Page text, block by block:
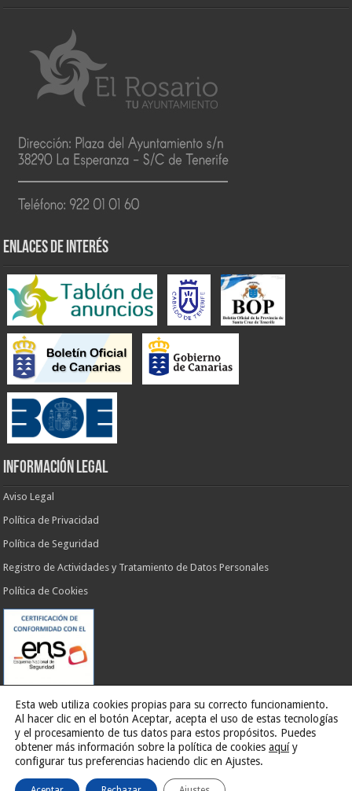
ENLACES DE INTERÉS
INFORMACIÓN LEGAL
Aviso Legal
Política de Privacidad
Política de Seguridad
Registro de Actividades y Tratamiento de Datos Personales
Política de Cookies
Web desarrollada porG13 Estudio Creativo
Esta web utiliza cookies propias para su correcto funcionamiento.
Al hacer clic en el botón Aceptar, acepta el uso de estas tecnologías
y el procesamiento de tus datos para estos propósitos. Puedes
obtener más información sobre la política de cookies aquíy
configurar tus preferencias haciendo clic en Ajustes.